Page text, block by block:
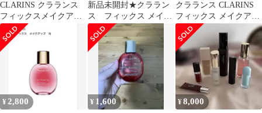
CLARINS クラランス
フィックスメイクアッ
プN
新品未開封★クララン
ス フィックス メイク
アップ N 15mL
クラランス CLARINS
フィックス メイクアッ
プ N 15mL
¥2,800 ¥ 1,600 ¥8,000